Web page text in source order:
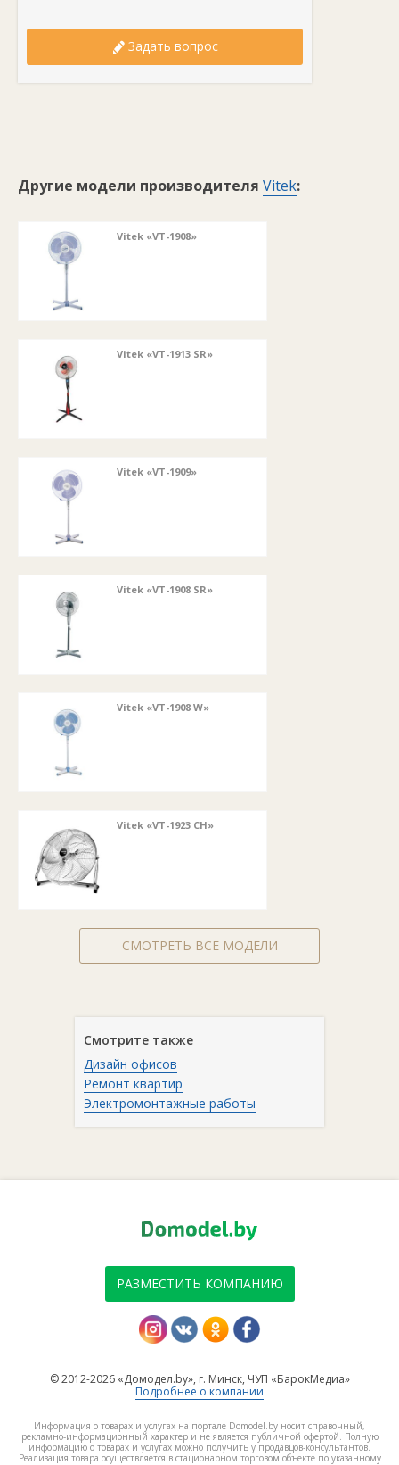
Задать вопрос
Другие модели производителя Vitek:
Vitek «VT-1908»
Vitek «VT-1913 SR»
Vitek «VT-1909»
Vitek «VT-1908 SR»
Vitek «VT-1908 W»
Vitek «VT-1923 CH»
СМОТРЕТЬ ВСЕ МОДЕЛИ
Смотрите также
Дизайн офисов
Ремонт квартир
Электромонтажные работы
РАЗМЕСТИТЬ КОМПАНИЮ
© 2012-2026 «Домодел.by», г. Минск, ЧУП «БарокМедиа»
Подробнее о компании
Информация о товарах и услугах на портале Domodel.by носит справочный,
рекламно-информационный характер и не является публичной офертой. Полную
информацию о товарах и услугах можно получить у продавцов-консультантов.
Реализация товара осуществляется в стационарном торговом объекте по указанному